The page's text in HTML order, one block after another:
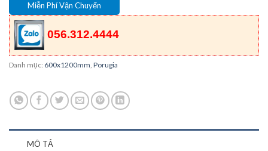
Miễn Phí Vận Chuyển
056.312.4444
Danh mục: 600x1200mm, Porugia
MÔ TẢ